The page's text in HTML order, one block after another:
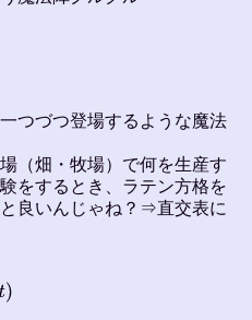
つづつ登場するような魔法
（畑・牧場）で何を生産す
をするとき、ラテン方格を
良いんじゃね？⇒直交表に